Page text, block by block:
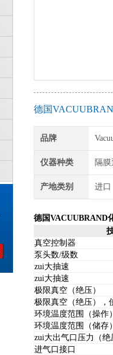
德国
品牌
仪器种类 隔膜
产地类别 进口
德国VACUUBRAND
真空控制器
泵头数/级数
zui大抽速
zui大抽速
极限真空（绝压）
极限真空（绝压），
环境温度范围（操作）
环境温度范围（储存）
zui大出气口压力（绝
进气口接口